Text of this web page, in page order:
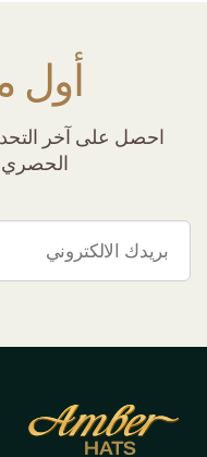
أول
احصل على آخر
الحصري